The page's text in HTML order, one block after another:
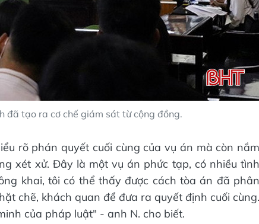
đã tạo ra cơ chế giám sát từ cộng đồng.
rõ phán quyết cuối cùng của vụ án mà còn nắm
xét xử. Đây là một vụ án phức tạp, có nhiều tình
khai, tôi có thể thấy được cách tòa án đã phân
chẽ, khách quan để đưa ra quyết định cuối cùng.
của pháp luật" - anh N. cho biết.